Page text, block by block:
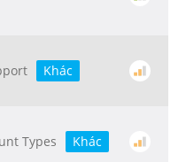
Khác
Types Khác